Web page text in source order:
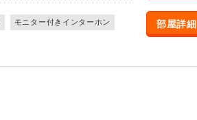
部屋詳細
モニター付きインターホン